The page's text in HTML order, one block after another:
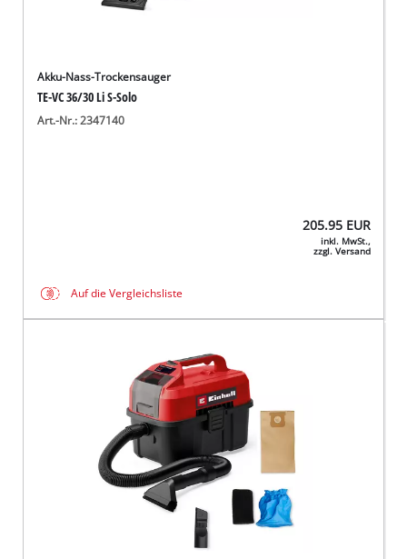
Akku-Nass-Trockensauger
TE-VC 36/30 Li S-Solo
Art.-Nr.: 2347140
205.95 EUR
inkl. MwSt.,
zzgl. Versand
Auf die Vergleichsliste